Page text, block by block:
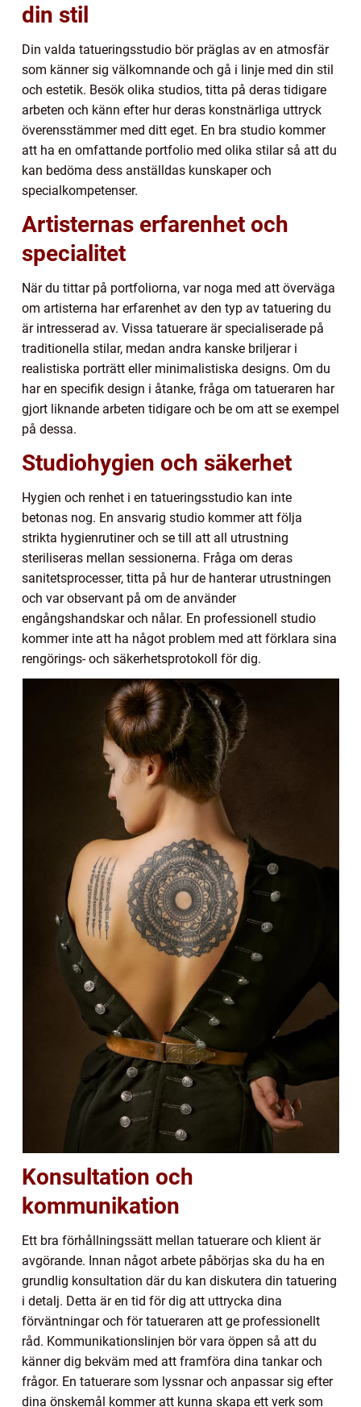
din stil
Din valda tatueringsstudio bör präglas av en atmosfär
som känner sig välkomnande och gå i linje med din stil
och estetik. Besök olika studios, titta på deras tidigare
arbeten och känn efter hur deras konstnärliga uttryck
överensstämmer med ditt eget. En bra studio kommer
att ha en omfattande portfolio med olika stilar så att du
kan bedöma dess anställdas kunskaper och
specialkompetenser.
Artisternas erfarenhet och
specialitet
När du tittar på portfoliorna, var noga med att överväga
om artisterna har erfarenhet av den typ av tatuering du
är intresserad av. Vissa tatuerare är specialiserade på
traditionella stilar, medan andra kanske briljerar i
realistiska porträtt eller minimalistiska designs. Om du
har en specifik design i åtanke, fråga om tatueraren har
gjort liknande arbeten tidigare och be om att se exempel
på dessa.
Studiohygien och säkerhet
Hygien och renhet i en tatueringsstudio kan inte
betonas nog. En ansvarig studio kommer att följa
strikta hygienrutiner och se till att all utrustning
steriliseras mellan sessionerna. Fråga om deras
sanitetsprocesser, titta på hur de hanterar utrustningen
och var observant på om de använder
engångshandskar och nålar. En professionell studio
kommer inte att ha något problem med att förklara sina
rengörings- och säkerhetsprotokoll för dig.
Konsultation och
kommunikation
Ett bra förhållningssätt mellan tatuerare och klient är
avgörande. Innan något arbete påbörjas ska du ha en
grundlig konsultation där du kan diskutera din tatuering
i detalj. Detta är en tid för dig att uttrycka dina
förväntningar och för tatueraren att ge professionellt
råd. Kommunikationslinjen bör vara öppen så att du
känner dig bekväm med att framföra dina tankar och
frågor. En tatuerare som lyssnar och anpassar sig efter
dina önskemål kommer att kunna skapa ett verk som